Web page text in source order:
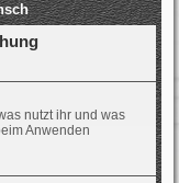
nutzt ihr und was
Anwenden